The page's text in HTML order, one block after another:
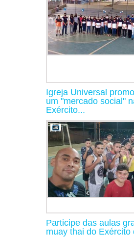
Igreja Universal
um "mercado social"
Exército...
Participe das aulas
muay thai do Exército